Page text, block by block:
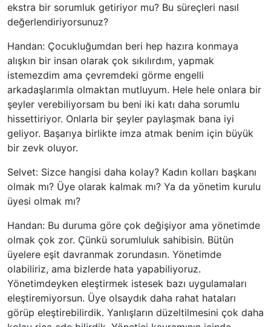
ekstra bir sorumluk getiriyor mu? Bu süreçleri nasıl
değerlendiriyorsunuz?
Handan: Çocukluğumdan beri hep hazıra konmaya
alışkın bir insan olarak çok sıkılırdım, yapmak
istemezdim ama çevremdeki görme engelli
arkadaşlarımla olmaktan mutluyum. Hele hele onlara bir
şeyler verebiliyorsam bu beni iki katı daha sorumlu
hissettiriyor. Onlarla bir şeyler paylaşmak bana iyi
geliyor. Başarıya birlikte imza atmak benim için büyük
bir zevk oluyor.
Selvet: Sizce hangisi daha kolay? Kadın kolları başkanı
olmak mı? Üye olarak kalmak mı? Ya da yönetim kurulu
üyesi olmak mı?
Handan: Bu duruma göre çok değişiyor ama yönetimde
olmak çok zor. Çünkü sorumluluk sahibisin. Bütün
üyelere eşit davranmak zorundasın. Yönetimde
olabiliriz, ama bizlerde hata yapabiliyoruz.
Yönetimdeyken eleştirmek istesek bazı uygulamaları
eleştiremiyorsun. Üye olsaydık daha rahat hataları
görüp eleştirebilirdik. Yanlışların düzeltilmesini çok daha